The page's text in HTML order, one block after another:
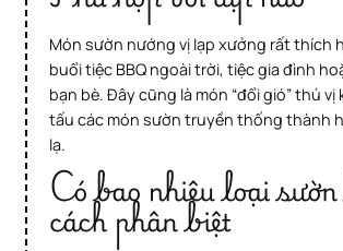
Món sườn nướng vị lạp xưởng rất thích hợp cho các
buổi tiệc BBQ ngoài trời, tiệc gia đình
bạn bè. Đây cũng là món “đổi gió” thú vị
tấu các món sườn truyền thống thành
lạ.
Có bao nhiêu loại
cách phân biệt